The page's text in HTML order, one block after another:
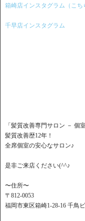
箱崎店インスタグラム（こち
千早店インスタグラム
「髪質改善専門サロン － 個
髪質改善歴12年！
全席個室の安心なサロン♪
是非ご来店ください(^^♪
〜住所〜
〒812-0053
福岡市東区箱崎1-28-16 千鳥